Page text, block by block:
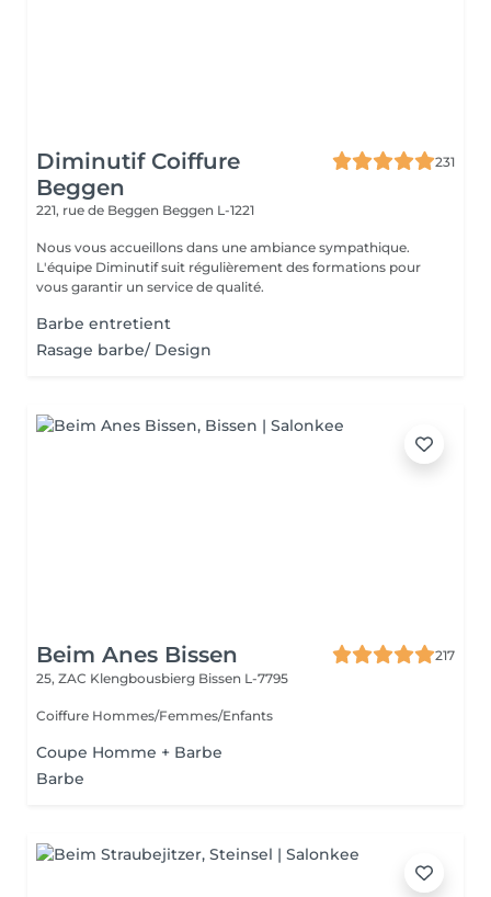
Diminutif Coiffure
Beggen
231
221, rue de Beggen Beggen L-1221
Nous vous accueillons dans une ambiance sympathique.
L'équipe Diminutif suit régulièrement des formations pour
vous garantir un service de qualité.
Barbe entretient
Rasage barbe/ Design
Beim Anes Bissen
217
25, ZAC Klengbousbierg Bissen L-7795
Coiffure Hommes/Femmes/Enfants
Coupe Homme + Barbe
Barbe